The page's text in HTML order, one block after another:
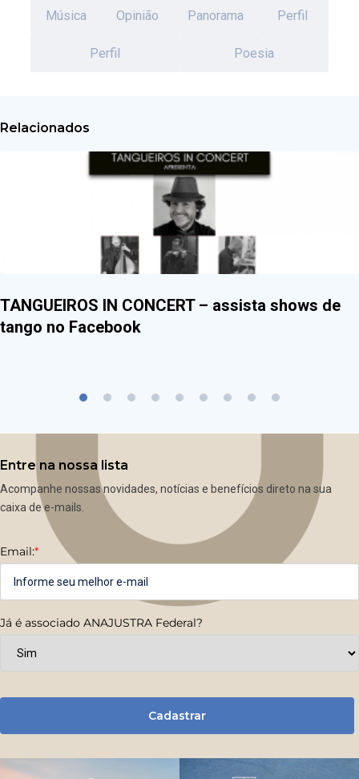
Música Opinião Panorama Perfil
Perfil Poesia
Relacionados
TANGUEIROS IN CONCERT – assista shows de
tango no Facebook
Entre na nossa lista
Acompanhe nossas novidades, notícias e benefícios direto na sua
caixa de e-mails.
Email:*
Já é associado ANAJUSTRA Federal?
Cadastrar